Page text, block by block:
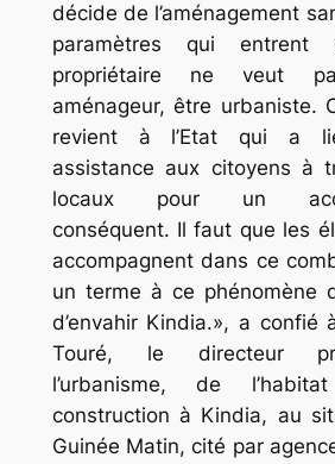
décide de l’aménagement
paramètres qui
propriétaire ne veut
aménageur, être urbaniste.
revient à l’Etat qui a
assistance aux citoyens à
locaux pour un
conséquent. Il faut que les
accompagnent dans ce
un terme à ce phénomène
d’envahir Kindia.», a confié
Touré, le directeur
l’urbanisme, de
construction à Kindia, au
Guinée Matin, cité par